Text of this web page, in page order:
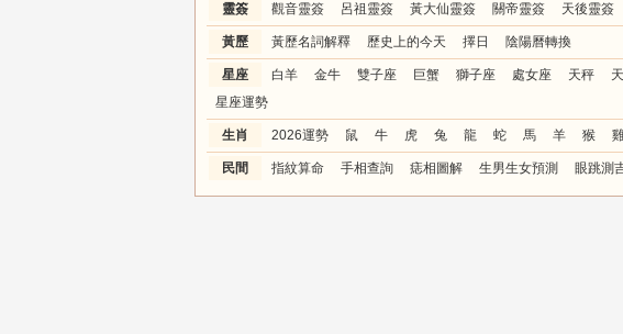
靈簽 觀音靈簽 呂祖靈簽 黃大仙靈簽 關帝靈簽 天後靈簽
黃歷 黃歷名詞解釋 歷史上的今天 擇日 陰陽曆轉換
星座 白羊 金牛 雙子座 巨蟹 獅子座 處女座 天秤
星座運勢
生肖 2026運勢 鼠 牛 虎 兔 龍 蛇 馬 羊 猴
民間 指紋算命 手相查詢 痣相圖解 生男生女預測 眼跳測